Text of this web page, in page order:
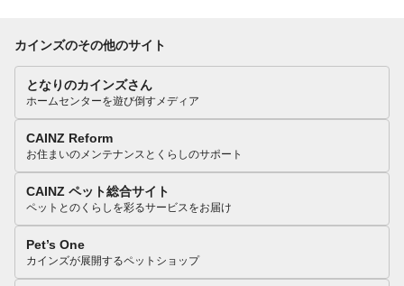
カインズのその他のサイト
となりのカインズさん
ホームセンターを遊び倒すメディア
CAINZ Reform
お住まいのメンテナンスとくらしのサポート
CAINZ ペット総合サイト
ペットとのくらしを彩るサービスをお届け
Pet’s One
カインズが展開するペットショップ